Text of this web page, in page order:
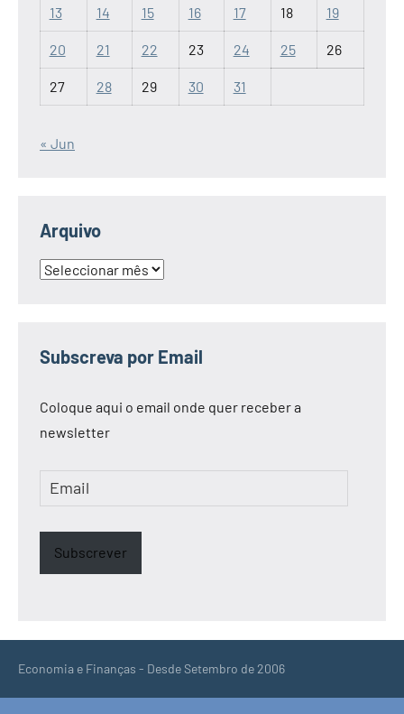
13 14 15 16 17 18 19
20 21 22 23 24 25 26
27 28 29 30 31
« Jun
Arquivo
Arquivo
Subscreva por Email
Coloque aqui o email onde quer receber a
newsletter
Email
Subscrever
Economia e Finanças - Desde Setembro de 2006